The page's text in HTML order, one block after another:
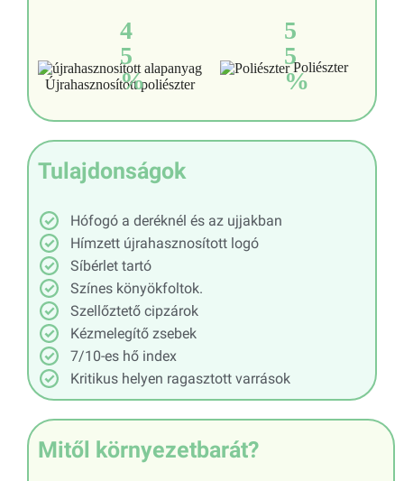
4
5
%
Újrahasznosított poliészter
5
5
%
Poliészter
Tulajdonságok
Hófogó a deréknél és az ujjakban
Hímzett újrahasznosított logó
Síbérlet tartó
Színes könyökfoltok.
Szellőztető cipzárok
Kézmelegítő zsebek
7/10-es hő index
Kritikus helyen ragasztott varrások
Mitől környezetbarát?